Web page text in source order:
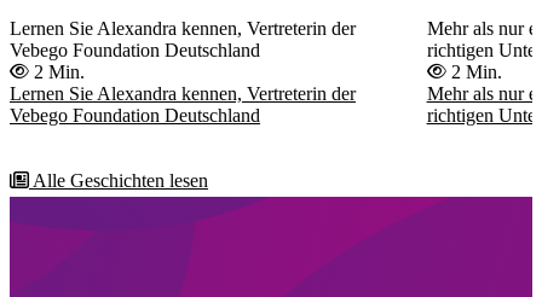
Lernen Sie Alexandra kennen, Vertreterin der
Vebego Foundation Deutschland
2 Min.
Lernen Sie Alexandra kennen, Vertreterin der
Vebego Foundation Deutschland
Mehr als nur
richtigen
2 Min.
Mehr als nur
richtigen
Alle Geschichten lesen